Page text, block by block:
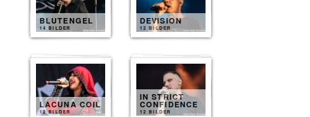
BLUTENGEL
14 BILDER
DEVISION
12 BILDER
LACUNA COIL
12 BILDER
IN STRICT
CONFIDENCE
12 BILDER